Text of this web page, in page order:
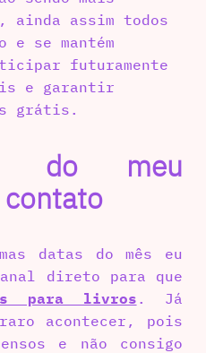
assim todos
e se mantém
futuramente
e garantir
grátis.
do meu
datas do mês eu
direto para que
para livros . Já
acontecer, pois
e não consigo